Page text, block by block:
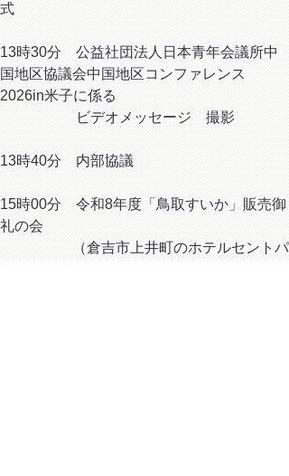
式
13時30分 公益社団法人日本青年会議所中
国地区協議会中国地区コンファレンス
2026in米子に係る
ビデオメッセージ 撮影
13時40分 内部協議
15時00分 令和8年度「鳥取すいか」販売御
礼の会
（倉吉市上井町のホテルセントパ